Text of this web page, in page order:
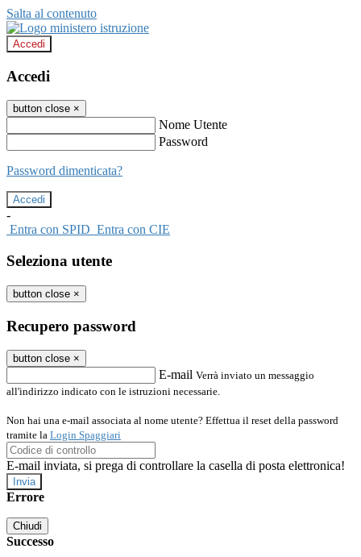
Salta al contenuto
Accedi
Accedi
button close ×
Nome Utente
Password
Password dimenticata?
-
Entra con SPID Entra con CIE
Seleziona utente
button close ×
Recupero password
button close ×
E-mail Verrà inviato un messaggio
all'indirizzo indicato con le istruzioni necessarie.
Non hai una e-mail associata al nome utente? Effettua il reset della password
tramite la Login Spaggiari
E-mail inviata, si prega di controllare la casella di posta elettronica!
Errore
Chiudi
Successo